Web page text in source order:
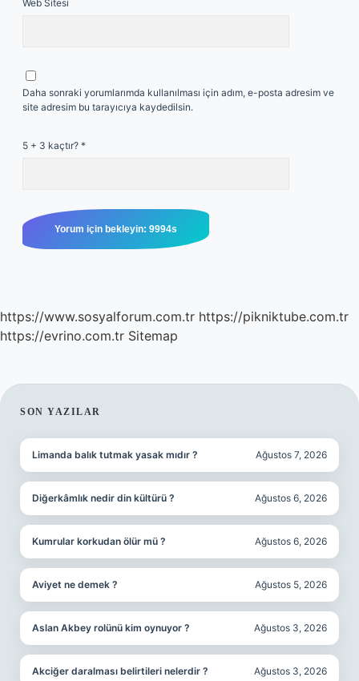
Web Sitesi
Daha sonraki yorumlarımda kullanılması için adım, e-posta adresim ve
site adresim bu tarayıcıya kaydedilsin.
5 + 3 kaçtır? *
https://www.sosyalforum.com.tr https://pikniktube.com.tr
https://evrino.com.tr Sitemap
SIDEBAR
SON YAZILAR
Limanda balık tutmak yasak mıdır ? Ağustos 7, 2026
Diğerkâmlık nedir din kültürü ? Ağustos 6, 2026
Kumrular korkudan ölür mü ? Ağustos 6, 2026
Aviyet ne demek ? Ağustos 5, 2026
Aslan Akbey rolünü kim oynuyor ? Ağustos 3, 2026
Akciğer daralması belirtileri nelerdir ? Ağustos 3, 2026